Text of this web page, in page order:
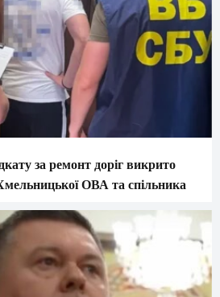
за ремонт доріг викрито
ОВА та спільника